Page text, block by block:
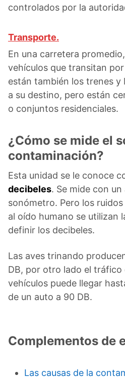
controlados por la
Transporte.
En una carretera
vehículos que transitan
están también los trenes y
a su destino, pero están
o conjuntos residenciales.
¿Cómo se mide el
contaminación?
Esta unidad se le conoce
decibeles. Se mide con
sonómetro. Pero los
al oído humano se utilizan
definir los decibeles.
Las aves trinando
DB, por otro lado el tráfico
vehículos puede llegar
de un auto a 90 DB.
Complementos de
Las causas de la